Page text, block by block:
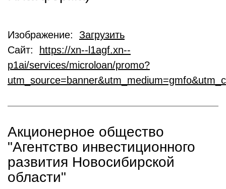
Изображение: Загрузить
Сайт:
https://xn--l1agf.xn--
p1ai/services/microloan/promo?
Акционерное общество
"Агентство инвестиционного
развития Новосибирской
области"